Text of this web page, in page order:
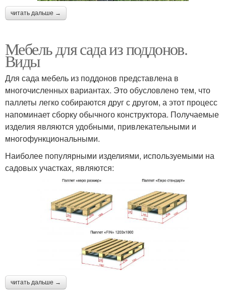
читать дальше →
Мебель для сада из поддонов.
Виды
Для сада мебель из поддонов представлена в
многочисленных вариантах. Это обусловлено тем, что
паллеты легко собираются друг с другом, а этот процесс
напоминает сборку обычного конструктора. Получаемые
изделия являются удобными, привлекательными и
многофункциональными.
Наиболее популярными изделиями, используемыми на
садовых участках, являются:
читать дальше →